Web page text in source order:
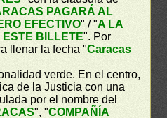
PAGARÁ AL
EFECTIVO" / "A LA
ESTE BILLETE". Por
llenar la fecha "Caracas
verde. En el centro,
de la Justicia con una
por el nombre del
", "COMPAÑÍA